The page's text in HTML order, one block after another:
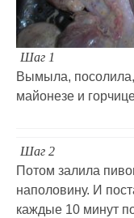
Шаг 1
Вымыла,
майонезе и
Шаг 2
Потом залила
наполовину. И
каждые 10 минут